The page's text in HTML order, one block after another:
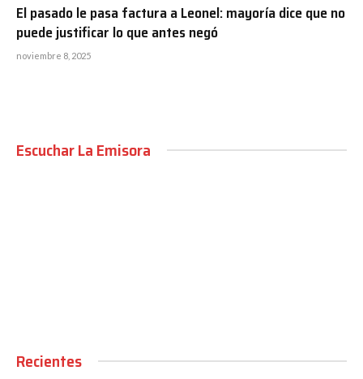
El pasado le pasa factura a Leonel: mayoría dice que no
puede justificar lo que antes negó
noviembre 8, 2025
Escuchar La Emisora
Recientes